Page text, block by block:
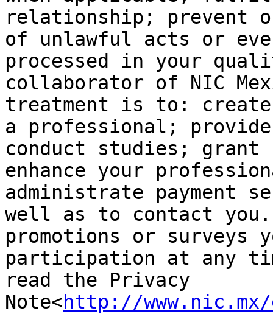
relationship; prevent
of unlawful acts or
processed in your
collaborator of NIC
treatment is to: create
a professional;
conduct studies; grant
enhance your
administrate payment
well as to contact
promotions or surveys
participation at any
read the Privacy
Note<http://www.nic.mx/